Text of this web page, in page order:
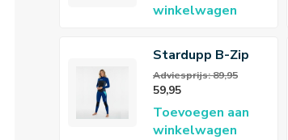
winkelwagen
Stardupp B-Zip
Flex Fullsuit
3/2mm Wetsuit
Dames
Adviesprijs: 89,95
59,95
Toevoegen aan
winkelwagen